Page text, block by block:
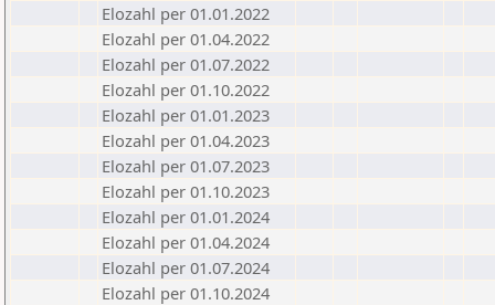
Elozahl per 01.01.2022
Elozahl per 01.04.2022
Elozahl per 01.07.2022
Elozahl per 01.10.2022
Elozahl per 01.01.2023
Elozahl per 01.04.2023
Elozahl per 01.07.2023
Elozahl per 01.10.2023
Elozahl per 01.01.2024
Elozahl per 01.04.2024
Elozahl per 01.07.2024
Elozahl per 01.10.2024